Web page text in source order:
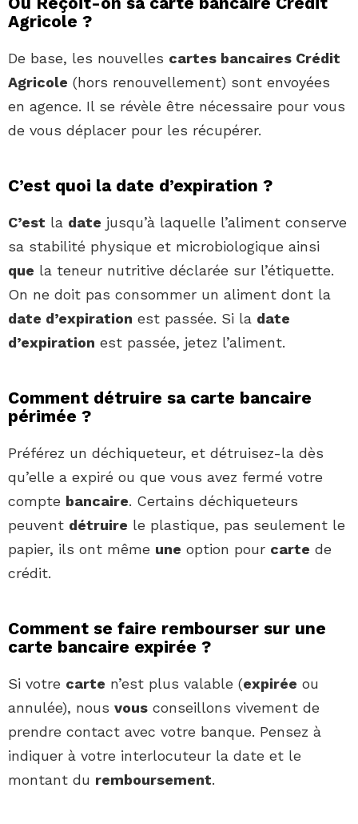
Agricole ?
De base, les nouvelles cartes bancaires Crédit
Agricole (hors renouvellement) sont envoyées
en agence. Il se révèle être nécessaire pour vous
de vous déplacer pour les récupérer.
C’est quoi la date d’expiration ?
C’est la date jusqu’à laquelle l’aliment conserve
sa stabilité physique et microbiologique ainsi
que la teneur nutritive déclarée sur l’étiquette.
On ne doit pas consommer un aliment dont la
date d’expiration est passée. Si la date
d’expiration est passée, jetez l’aliment.
Comment détruire sa carte bancaire
périmée ?
Préférez un déchiqueteur, et détruisez-la dès
qu’elle a expiré ou que vous avez fermé votre
compte bancaire. Certains déchiqueteurs
peuvent détruire le plastique, pas seulement le
papier, ils ont même une option pour carte de
crédit.
Comment se faire rembourser sur une
carte bancaire expirée ?
Si votre carte n’est plus valable (expirée ou
annulée), nous vous conseillons vivement de
prendre contact avec votre banque. Pensez à
indiquer à votre interlocuteur la date et le
montant du remboursement.